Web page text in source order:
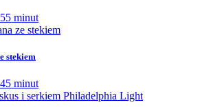
minut
stekiem
minut